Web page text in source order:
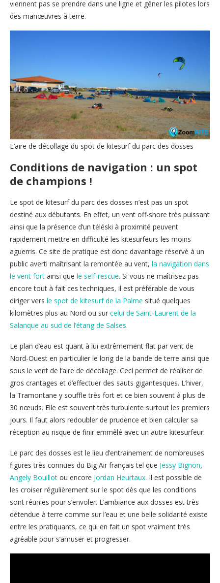
viennent pas se prendre dans une ligne et gêner les pilotes lors
des manœuvres à terre.
L’aire de décollage du spot de kitesurf du parc des dosses
Conditions de navigation : un spot
de champions !
Le spot de kitesurf du parc des dosses n’est pas un spot
destiné aux débutants. En effet, un vent off-shore très puissant
ainsi que la présence d’un téléski à proximité peuvent
rapidement mettre en difficulté les kitesurfeurs les moins
aguerris. Ce site de pratique est donc davantage réservé à un
public averti maîtrisant la remontée au vent, la navigation dans
le vent fort ainsi que le self-rescue. Si vous ne maîtrisez pas
encore tout à fait ces techniques, il est préférable de vous
diriger vers le spot de kitesurf de la Palme situé quelques
kilomètres plus au Nord ou sur celui de Saint-Laurent de la
Salanque au sud de l’étang de Salses.
Le plan d’eau est quant à lui extrêmement flat par vent de
Nord-Ouest en particulier le long de la bande de terre ainsi que
sous le vent de l’aire de décollage. Ceci permet de réaliser de
gros crantages et d’effectuer des sauts gigantesques. L’hiver,
la Tramontane y souffle très fort et ce bien souvent à plus de
30 nœuds. Elle est souvent très turbulente surtout les premiers
jours. Il faut alors redoubler de prudence et bien calculer sa
réception au risque de finir emmêlé avec un autre kitesurfeur.
Le parc des dosses est le lieu d’entrainement de nombreuses
figures très connues du Big Air français tel que Jessy Bignon,
Angely Bouillot ou encore Jordan Heurtaux. Il est possible de
les croiser régulièrement sur le spot dès que les conditions
sont réunies pour s’envoler. L’ambiance aux dosses est très
détendue à terre comme sur l’eau et une belle solidarité existe
entre les pratiquants, ce qui en fait un spot vraiment très
agréable pour s’amuser et progresser.